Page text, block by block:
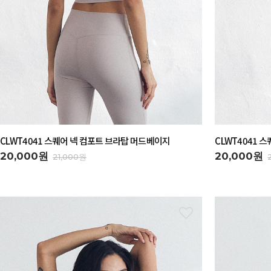
CLWT4041 스퀘어 넥 컴포트 브라탑 머드베이지
20,000원 21,000원
CLWT4041 스
20,000원